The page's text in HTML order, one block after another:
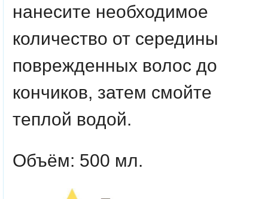
нанесите необходимое
количество от середины
поврежденных волос до
кончиков, затем смойте
теплой водой.
Объём: 500 мл.